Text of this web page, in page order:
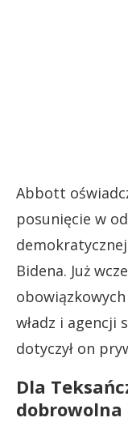
Abbott
posunięcie w
Bidena. Już
władz i agencji
dotyczył on
Dla
dobrowolna